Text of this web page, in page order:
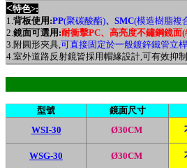
<特色>:
1.背板使用 :PP(聚碳酸酯)、SMC(模造樹脂複
2.鏡面可選用:耐衝擊PC、 高亮度不鏽鋼鏡面
3.附圓形夾具,可直接固定於一般鍍鋅鐵管立
4.室外道路反射鏡皆採用帽緣設計,可有效抑
型號 鏡面尺寸
WSI-30 Ø30CM
WSG-30 Ø30CM